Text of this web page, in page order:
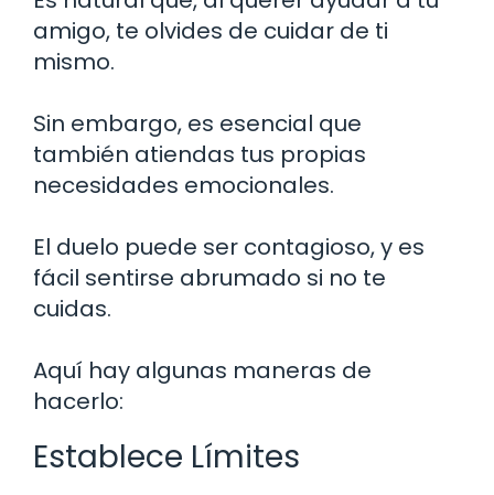
amigo, te olvides de cuidar de ti
mismo.
Sin embargo, es esencial que
también atiendas tus propias
necesidades emocionales.
El duelo puede ser contagioso, y es
fácil sentirse abrumado si no te
cuidas.
Aquí hay algunas maneras de
hacerlo:
Establece Límites